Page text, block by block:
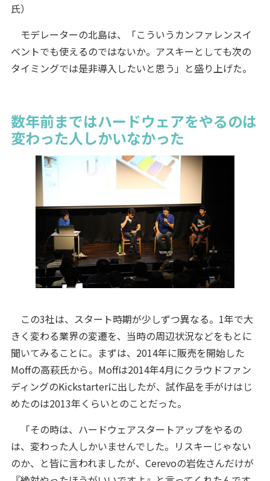
氏）
モデレーターの北島は、「こういうカンファレンスイ
ベントでも使えるのではないか。アスキーとしても次の
タイミングでは是非導入したいと思う」と盛り上げた。
数年前まではハードウェアをやるのは
変わった人しかいなかった
この3社は、スタート時期が少しずつ異なる。1年で大
きく変わる業界の変遷を、当時の周辺状況などをもとに
聞いてみることに。まずは、2014年に販売を開始した
Moffの高萩氏から。Moffは2014年4月にクラウドファン
ディングのKickstarterに出したが、試作品を手がけはじ
めたのは2013年くらいとのことだった。
「その時は、ハードウェアスタートアップをやるの
は、変わった人しかいませんでした。リスキーじゃない
のか、と皆に言われましたが、Cerevoの岩佐さんだけが